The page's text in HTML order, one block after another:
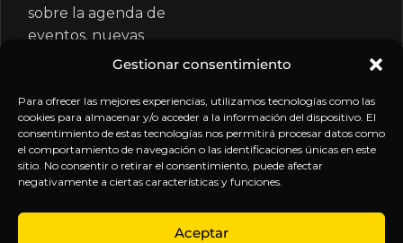
Gestionar consentimiento
Para ofrecer las mejores experiencias, utilizamos tecnologías como las
cookies para almacenar y/o acceder a la información del dispositivo. El
consentimiento de estas tecnologías nos permitirá procesar datos como
el comportamiento de navegación o las identificaciones únicas en este
sitio. No consentir o retirar el consentimiento, puede afectar
negativamente a ciertas características y funciones.
Aceptar
sobre la agenda de
eventos, nuevas
publicaciones y
suscripción.
EXPLORA LEGAL SÍGUENOS